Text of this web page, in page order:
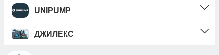
UNIPUMP
ДЖИЛЕКС